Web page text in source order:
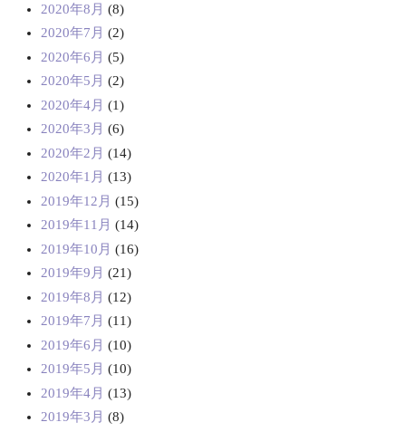
2020年8月 (8)
2020年7月 (2)
2020年6月 (5)
2020年5月 (2)
2020年4月 (1)
2020年3月 (6)
2020年2月 (14)
2020年1月 (13)
2019年12月 (15)
2019年11月 (14)
2019年10月 (16)
2019年9月 (21)
2019年8月 (12)
2019年7月 (11)
2019年6月 (10)
2019年5月 (10)
2019年4月 (13)
2019年3月 (8)